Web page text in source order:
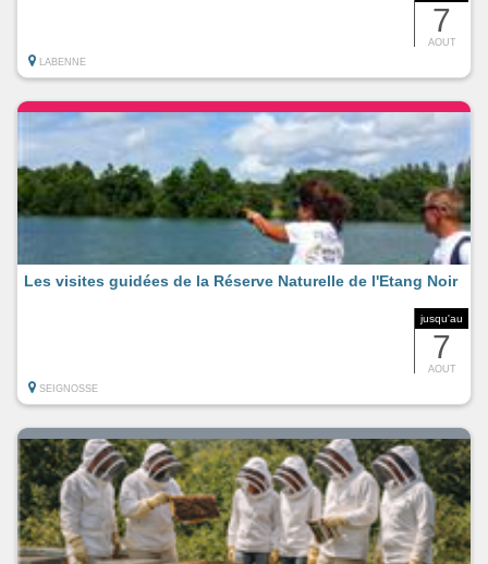
7
AOUT
LABENNE
jusqu'au
7
AOUT
Les visites guidées de la Réserve Naturelle de l'Etang Noir
SEIGNOSSE